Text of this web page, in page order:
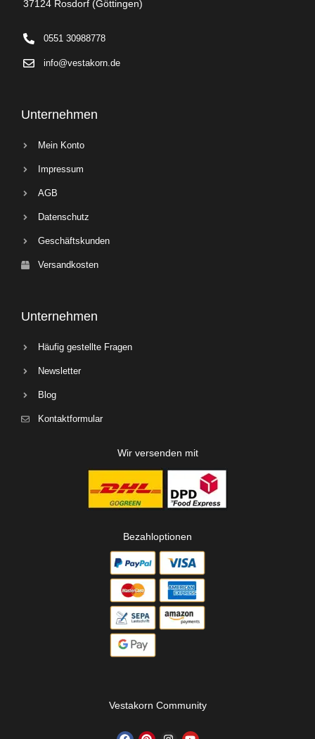
37124 Rosdorf (Göttingen)
0551 30988778
info@vestakorn.de
Unternehmen
Mein Konto
Impressum
AGB
Datenschutz
Geschäftskunden
Versandkosten
Unternehmen
Häufig gestellte Fragen
Newsletter
Blog
Kontaktformular
Wir versenden mit
Bezahloptionen
Vestakorn Community
F P I Y